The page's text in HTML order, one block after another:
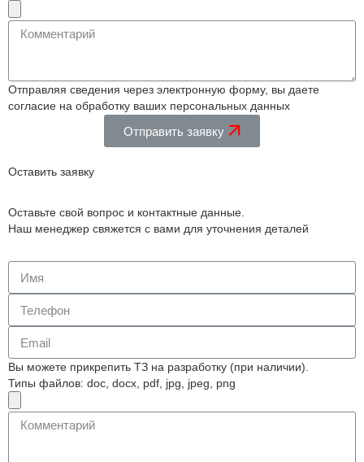
Отправляя сведения через электронную форму, вы даете
согласие на обработку ваших персональных данных
Отправить заявку
Оставить заявку
Оставьте свой вопрос и контактные данные.
Наш менеджер свяжется с вами для уточнения деталей
Вы можете прикрепить ТЗ на разработку (при наличии).
Типы файлов: doc, docx, pdf, jpg, jpeg, png